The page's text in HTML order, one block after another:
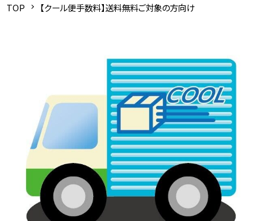
TOP 【クール便手数料】送料無料ご対象の方向け